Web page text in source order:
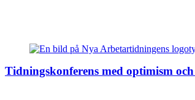
Tidningskonferens med optimism